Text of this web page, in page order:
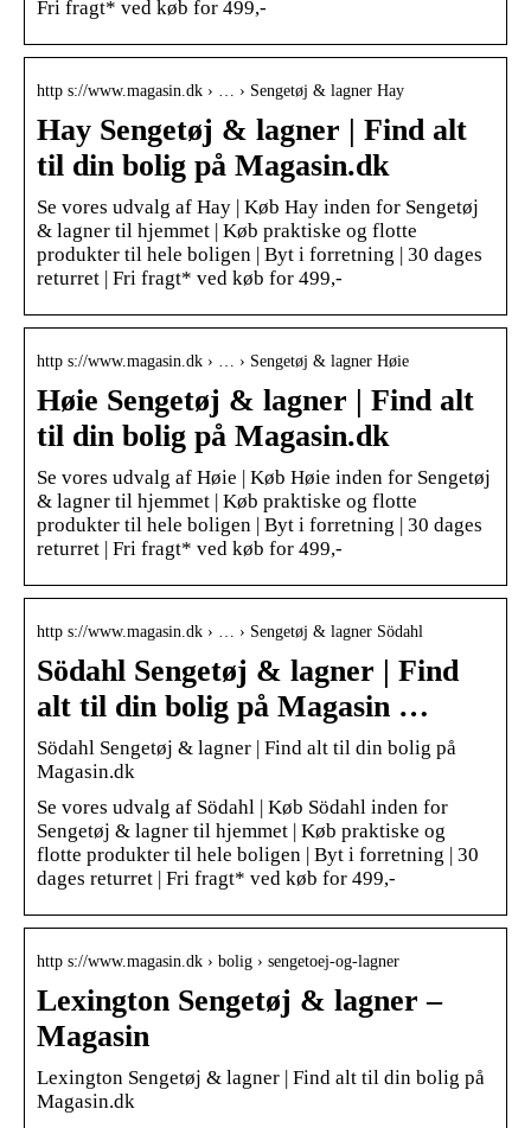
Fri fragt* ved køb for 499,-
http s://www.magasin.dk › … › Sengetøj & lagner Hay
Hay Sengetøj & lagner | Find alt
til din bolig på Magasin.dk
Se vores udvalg af Hay | Køb Hay inden for Sengetøj
& lagner til hjemmet | Køb praktiske og flotte
produkter til hele boligen | Byt i forretning | 30 dages
returret | Fri fragt* ved køb for 499,-
http s://www.magasin.dk › … › Sengetøj & lagner Høie
Høie Sengetøj & lagner | Find alt
til din bolig på Magasin.dk
Se vores udvalg af Høie | Køb Høie inden for Sengetøj
& lagner til hjemmet | Køb praktiske og flotte
produkter til hele boligen | Byt i forretning | 30 dages
returret | Fri fragt* ved køb for 499,-
http s://www.magasin.dk › … › Sengetøj & lagner Södahl
Södahl Sengetøj & lagner | Find
alt til din bolig på Magasin …
Södahl Sengetøj & lagner | Find alt til din bolig på
Magasin.dk
Se vores udvalg af Södahl | Køb Södahl inden for
Sengetøj & lagner til hjemmet | Køb praktiske og
flotte produkter til hele boligen | Byt i forretning | 30
dages returret | Fri fragt* ved køb for 499,-
http s://www.magasin.dk › bolig › sengetoej-og-lagner
Lexington Sengetøj & lagner –
Magasin
Lexington Sengetøj & lagner | Find alt til din bolig på
Magasin.dk